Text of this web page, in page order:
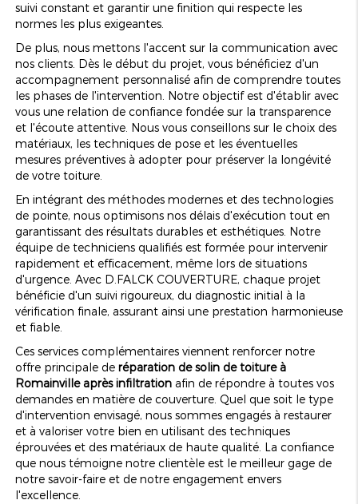
suivi constant et garantir une finition qui respecte les
normes les plus exigeantes.
De plus, nous mettons l'accent sur la communication avec
nos clients. Dès le début du projet, vous bénéficiez d'un
accompagnement personnalisé afin de comprendre toutes
les phases de l'intervention. Notre objectif est d'établir avec
vous une relation de confiance fondée sur la transparence
et l'écoute attentive. Nous vous conseillons sur le choix des
matériaux, les techniques de pose et les éventuelles
mesures préventives à adopter pour préserver la longévité
de votre toiture.
En intégrant des méthodes modernes et des technologies
de pointe, nous optimisons nos délais d'exécution tout en
garantissant des résultats durables et esthétiques. Notre
équipe de techniciens qualifiés est formée pour intervenir
rapidement et efficacement, même lors de situations
d'urgence. Avec D.FALCK COUVERTURE, chaque projet
bénéficie d'un suivi rigoureux, du diagnostic initial à la
vérification finale, assurant ainsi une prestation harmonieuse
et fiable.
Ces services complémentaires viennent renforcer notre
offre principale de réparation de solin de toiture à
Romainville après infiltrationafin de répondre à toutes vos
demandes en matière de couverture. Quel que soit le type
d'intervention envisagé, nous sommes engagés à restaurer
et à valoriser votre bien en utilisant des techniques
éprouvées et des matériaux de haute qualité. La confiance
que nous témoigne notre clientèle est le meilleur gage de
notre savoir-faire et de notre engagement envers
l'excellence.